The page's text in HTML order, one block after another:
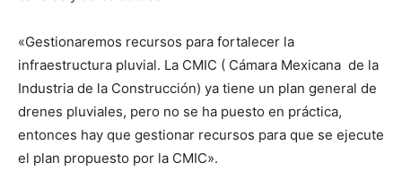
«Gestionaremos recursos para fortalecer la
infraestructura pluvial. La CMIC ( Cámara Mexicana de la
Industria de la Construcción) ya tiene un plan general de
drenes pluviales, pero no se ha puesto en práctica,
entonces hay que gestionar recursos para que se ejecute
el plan propuesto por la CMIC».